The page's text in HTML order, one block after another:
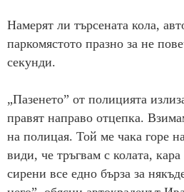
Намерят ли търсената кола,
паркомястото празно за не
секунди.
„Пазенето” от полицията
правят направо отцепка.
на полицая. Той ме чака горе
види, че тръгвам с колата,
сирени все едно бърза за